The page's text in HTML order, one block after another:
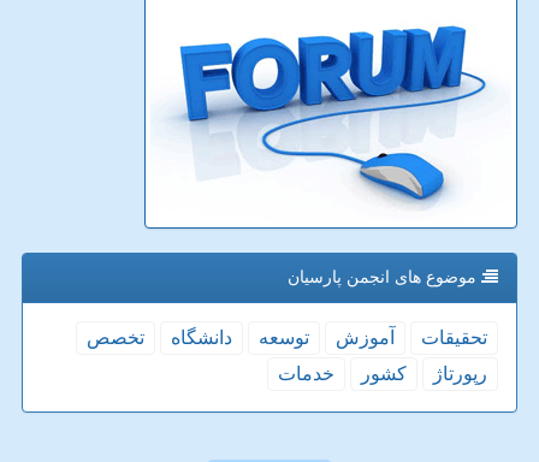
موضوع های انجمن پارسیان
تحقیقات آموزش توسعه دانشگاه
تخصص
رپورتاژ
كشور خدمات